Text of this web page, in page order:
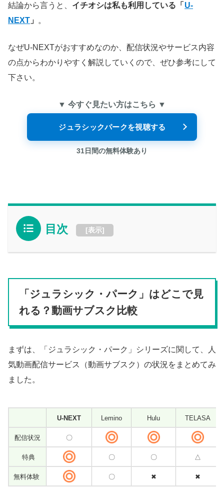
結論から言うと、 イチオシは私も利用している「 U-
NEXT 」 。
なぜU-NEXTがおすすめなのか、配信状況やサービス内容
の点からわかりやすく解説していくので、ぜひ参考にして
下さい。
▼ 今すぐ見たい方はこちら ▼
ジュラシックパークを視聴する
31日間の無料体験あり
目次 [表示]
「ジュラシック・パーク」はどこで見
れる？動画サブスク比較
まずは、「ジュラシック・パーク」シリーズに関して、人
気動画配信サービス（動画サブスク）の状況をまとめてみ
ました。
U-NEXT Lemino Hulu TELASA
配信状況 〇
特典 〇 〇 △
無料体験 〇 ✖ ✖